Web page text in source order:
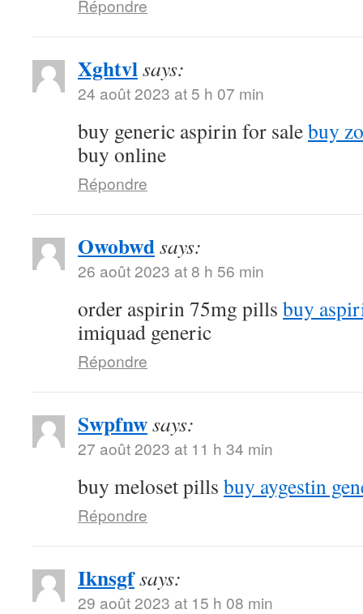
Répondre
Xghtvlsays:
24 août 2023 at 5 h 07 min
buy generic aspirin for salebuy
buy online
Répondre
Owobwdsays:
26 août 2023 at 8 h 56 min
order aspirin 75mg pills buy
imiquad generic
Répondre
Swpfnwsays:
27 août 2023 at 11 h 34 min
buy meloset pills buy aygestin
Répondre
Iknsgfsays:
29 août 2023 at 15 h 08 min